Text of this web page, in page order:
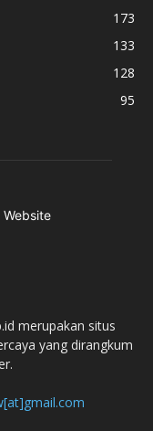
173
133
128
95
merupakan situs
yang dirangkum